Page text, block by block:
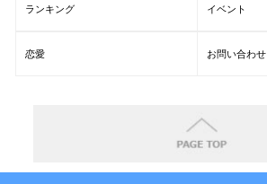
ランキング イベント
恋愛 お問い合わせ